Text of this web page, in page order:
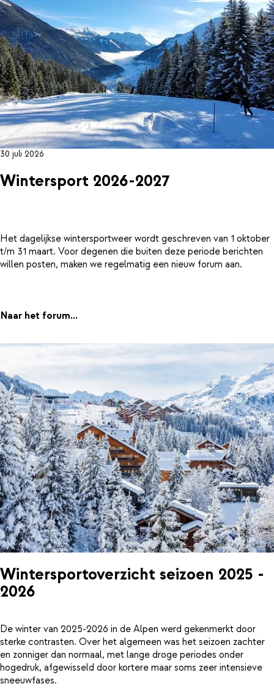
30 juli 2026
Wintersport 2026-2027
Het dagelijkse wintersportweer wordt geschreven van 1 oktober
t/m 31 maart. Voor degenen die buiten deze periode berichten
willen posten, maken we regelmatig een nieuw forum aan.
Naar het forum...
Wintersportoverzicht seizoen 2025 -
2026
De winter van 2025-2026 in de Alpen werd gekenmerkt door
sterke contrasten. Over het algemeen was het seizoen zachter
en zonniger dan normaal, met lange droge periodes onder
hogedruk, afgewisseld door kortere maar soms zeer intensieve
sneeuwfases.